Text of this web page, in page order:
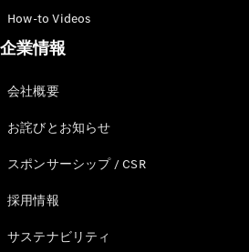
Stationwagon
E-Class All-
スト
オンライン
ショールー
How-to Videos
企業情報
会社概要
お詫びとお知らせ
スポンサーシップ / CSR
採用情報
サステナビリティ